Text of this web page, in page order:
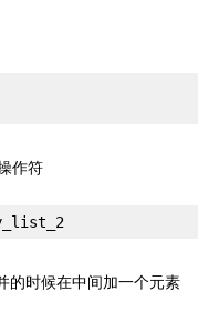
作符
的时候在中间加一个元素